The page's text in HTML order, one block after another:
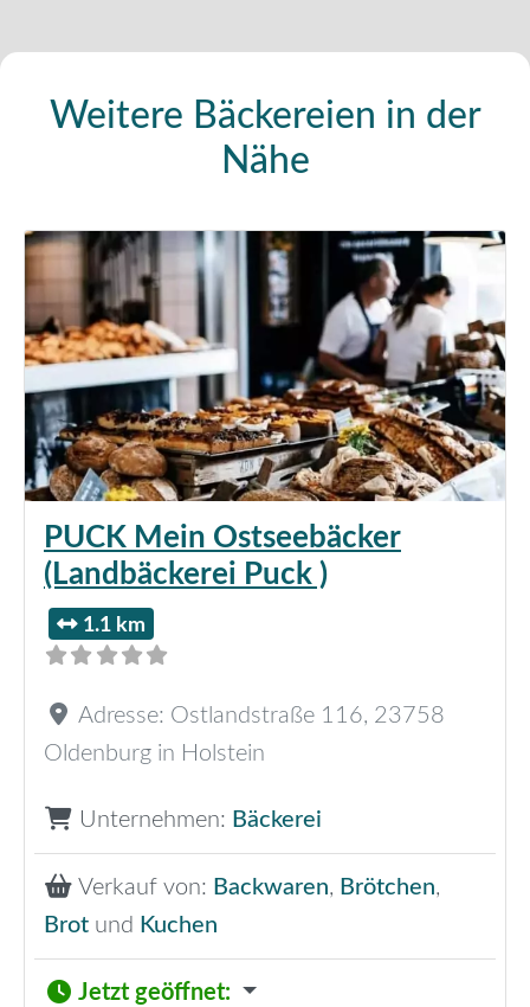
Weitere Bäckereien in der
Nähe
PUCK Mein Ostseebäcker
(Landbäckerei Puck )
1.1 km
Adresse: Ostlandstraße 116, 23758
Oldenburg in Holstein
Unternehmen: Bäckerei
Verkauf von: Backwaren, Brötchen,
Brot und Kuchen
Jetzt geöffnet: